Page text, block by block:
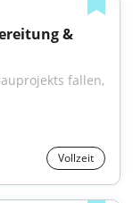
&
fallen,
Vollzeit